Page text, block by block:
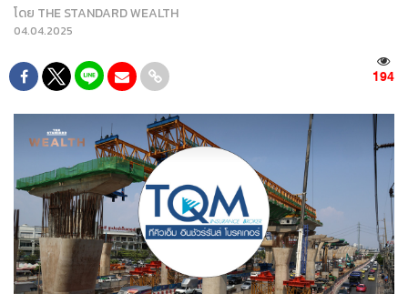
โดย THE STANDARD WEALTH
04.04.2025
194